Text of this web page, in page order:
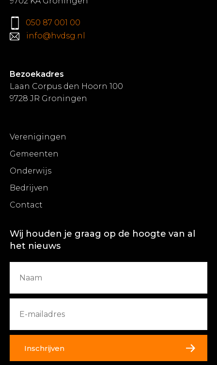
050 87 001 00
info@hvdsg.nl
Bezoekadres
Laan Corpus den Hoorn 100
9728 JR Groningen
Verenigingen
Gemeenten
Onderwijs
Bedrijven
Contact
Wij houden je graag op de hoogte van al
het nieuws
Inschrijven